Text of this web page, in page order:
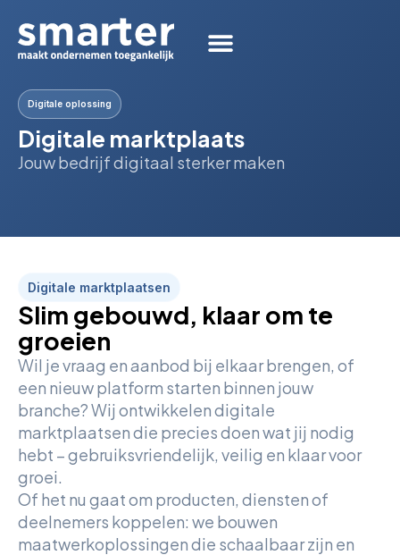
Digitale oplossing
Digitale marktplaats
Jouw bedrijf digitaal sterker maken
Digitale marktplaatsen
Slim gebouwd, klaar om te
groeien
Wil je vraag en aanbod bij elkaar brengen, of
een nieuw platform starten binnen jouw
branche? Wij ontwikkelen digitale
marktplaatsen die precies doen wat jij nodig
hebt – gebruiksvriendelijk, veilig en klaar voor
groei.
Of het nu gaat om producten, diensten of
deelnemers koppelen: we bouwen
maatwerkoplossingen die schaalbaar zijn en